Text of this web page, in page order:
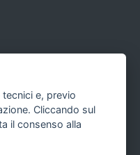
- CMS:
e, previo
Cliccando sul
il consenso alla